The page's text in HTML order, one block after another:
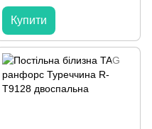
Купити